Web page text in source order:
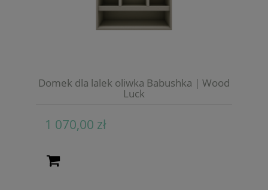
Domek dla lalek oliwka Babushka | Wood
Luck
1 070,00 zł